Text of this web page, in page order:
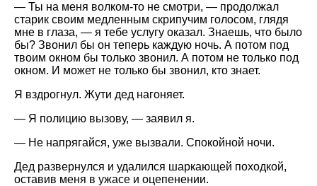
— Ты на меня волком-то не смотри, — продолжал
старик своим медленным скрипучим голосом, глядя
мне в глаза, — я тебе услугу оказал. Знаешь, что было
бы? Звонил бы он теперь каждую ночь. А потом под
твоим окном бы только звонил. А потом не только под
окном. И может не только бы звонил, кто знает.
Я вздрогнул. Жути дед нагоняет.
— Я полицию вызову, — заявил я.
— Не напрягайся, уже вызвали. Спокойной ночи.
Дед развернулся и удалился шаркающей походкой,
оставив меня в ужасе и оцепенении.